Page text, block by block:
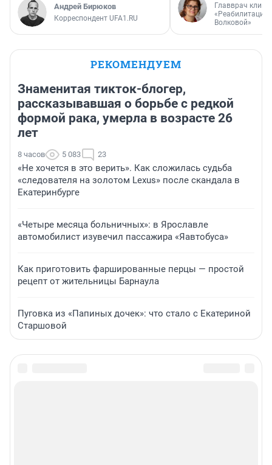
Андрей Бирюков
Корреспондент UFA1.RU
Главврач
«Реабилитация
Волковой»
РЕКОМЕНДУЕМ
Знаменитая тикток-блогер,
рассказывавшая о борьбе с редкой
формой рака, умерла в возрасте 26
лет
8 часов 5 083 23
«Не хочется в это верить». Как сложилась судьба
«следователя на золотом Lexus» после скандала в
Екатеринбурге
«Четыре месяца больничных»: в Ярославле
автомобилист изувечил пассажира «Яавтобуса»
Как приготовить фаршированные перцы — простой
рецепт от жительницы Барнаула
Пуговка из «Папиных дочек»: что стало с Екатериной
Старшовой